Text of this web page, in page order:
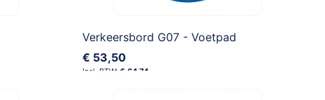
Verkeersbord G07 - Voetpad
€ 53,50
€ 64,74